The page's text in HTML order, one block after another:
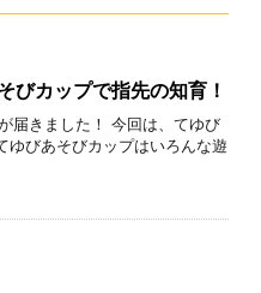
びカップで指先の知育！
届きました！ 今回は、てゆび
ゆびあそびカップはいろんな遊